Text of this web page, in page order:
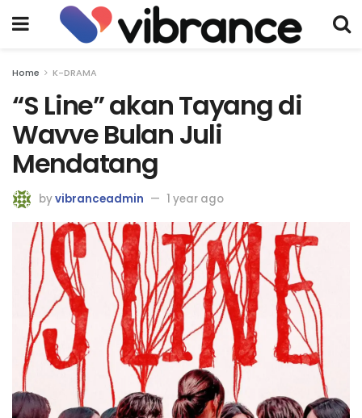
Home K-DRAMA
“S Line” akan Tayang di
Wavve Bulan Juli
Mendatang
byvibranceadmin 1 year ago